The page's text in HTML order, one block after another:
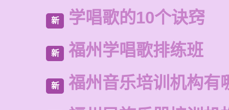
新 学唱歌的10个诀窍
新 福州学唱歌排练班
新 福州音乐培训机构有